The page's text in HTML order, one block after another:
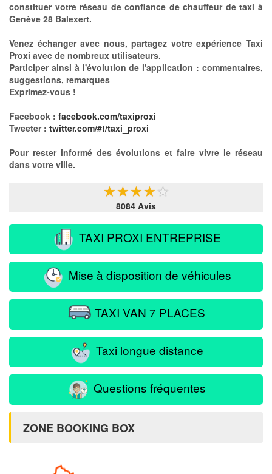
constituer votre réseau de confiance de chauffeur de taxi à
Genève 28 Balexert.
Venez échanger avec nous, partagez votre expérience Taxi
Proxi avec de nombreux utilisateurs.
Participer ainsi à l'évolution de l'application : commentaires,
suggestions, remarques
Exprimez-vous !
Facebook : facebook.com/taxiproxi
Tweeter : twitter.com/#!/taxi_proxi
Pour rester informé des évolutions et faire vivre le réseau
dans votre ville.
★★★★ ★
8084 Avis
TAXI PROXI ENTREPRISE
Mise à disposition de véhicules
TAXI VAN 7 PLACES
Taxi longue distance
Questions fréquentes
ZONE BOOKING BOX